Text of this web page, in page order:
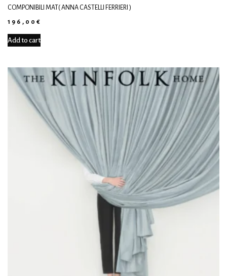
COMPONIBILI MAT( ANNA CASTELLI FERRIERI )
196,00€
Add to cart